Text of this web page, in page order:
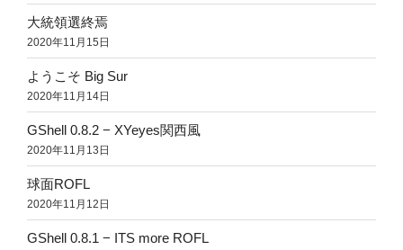
大統領選終焉
2020年11月15日
ようこそ Big Sur
2020年11月14日
GShell 0.8.2 − XYeyes関西風
2020年11月13日
球面ROFL
2020年11月12日
GShell 0.8.1 − ITS more ROFL